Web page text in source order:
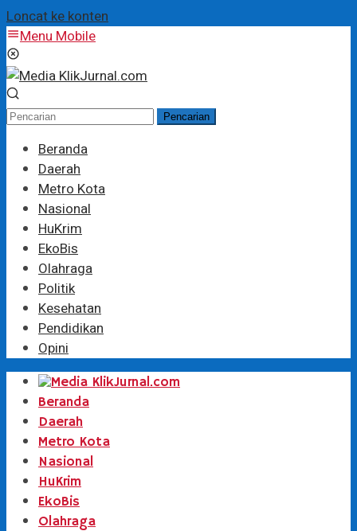
Loncat ke konten
Menu Mobile
Pencarian
Beranda
Daerah
Metro Kota
Nasional
HuKrim
EkoBis
Olahraga
Politik
Kesehatan
Pendidikan
Opini
Beranda
Daerah
Metro Kota
Nasional
HuKrim
EkoBis
Olahraga